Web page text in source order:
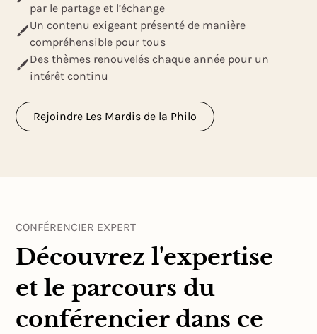
par le partage et l’échange
Un contenu exigeant présenté de manière
compréhensible pour tous
Des thèmes renouvelés chaque année pour un
intérêt continu
Rejoindre Les Mardis de la Philo
CONFÉRENCIER EXPERT
Découvrez l'expertise
et le parcours du
conférencier dans ce